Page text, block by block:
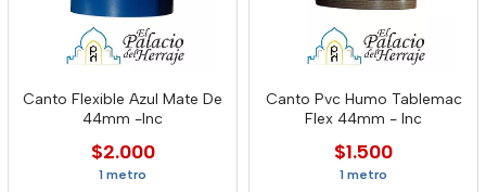
Canto Flexible Azul Mate De
44mm -Inc
$2.000
1 metro
Canto Pvc Humo Tablemac
Flex 44mm - Inc
$1.500
1 metro